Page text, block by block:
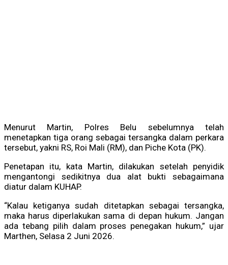
Menurut Martin, Polres Belu sebelumnya telah
menetapkan tiga orang sebagai tersangka dalam perkara
tersebut, yakni RS, Roi Mali (RM), dan Piche Kota (PK).
Penetapan itu, kata Martin, dilakukan setelah penyidik
mengantongi sedikitnya dua alat bukti sebagaimana
diatur dalam KUHAP.
“Kalau ketiganya sudah ditetapkan sebagai tersangka,
maka harus diperlakukan sama di depan hukum. Jangan
ada tebang pilih dalam proses penegakan hukum,” ujar
Marthen, Selasa 2 Juni 2026.